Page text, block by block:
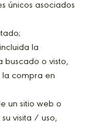
únicos asociados
la
buscado o visto,
compra en
un sitio web o
visita / uso,